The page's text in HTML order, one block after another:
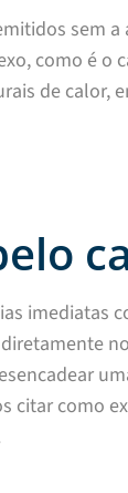
sem
como é o
de calor,
imediatas
citar como